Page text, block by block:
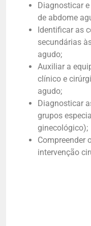
Diagnosticar
de abdome
Identificar as
secundárias
agudo;
Auxiliar a
clínico e
agudo;
Diagnosticar
grupos
ginecológico);
Compreender
intervenção